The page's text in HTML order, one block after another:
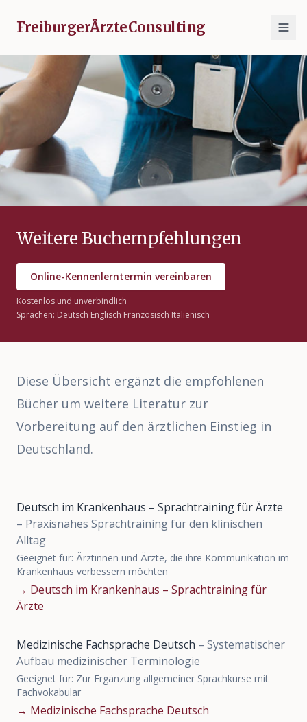
FreiburgerÄrzteConsulting
Weitere Buchempfehlungen
Online-Kennenlerntermin vereinbaren
Kostenlos und unverbindlich
Sprachen: Deutsch Englisch Französisch Italienisch
Diese Übersicht ergänzt die empfohlenen
Bücher um weitere Literatur zur
Vorbereitung auf den ärztlichen Einstieg in
Deutschland.
Deutsch im Krankenhaus – Sprachtraining für Ärzte
– Praxisnahes Sprachtraining für den klinischen
Alltag
Geeignet für: Ärztinnen und Ärzte, die ihre Kommunikation im
Krankenhaus verbessern möchten
→ Deutsch im Krankenhaus – Sprachtraining für
Ärzte
Medizinische Fachsprache Deutsch – Systematischer
Aufbau medizinischer Terminologie
Geeignet für: Zur Ergänzung allgemeiner Sprachkurse mit
Fachvokabular
→ Medizinische Fachsprache Deutsch